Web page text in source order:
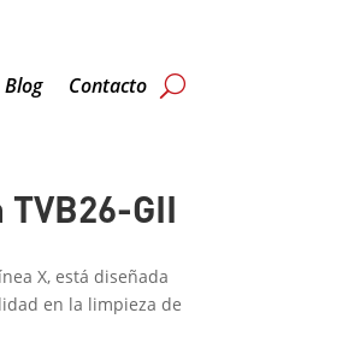
Blog Contacto
GII
X, está diseñada
en la limpieza de